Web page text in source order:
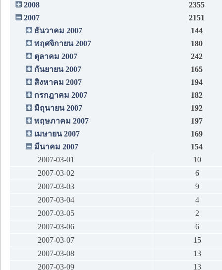
2008
2355
2007
2151
ธันวาคม 2007
144
พฤศจิกายน 2007
180
ตุลาคม 2007
242
กันยายน 2007
165
สิงหาคม 2007
194
กรกฎาคม 2007
182
มิถุนายน 2007
192
พฤษภาคม 2007
197
เมษายน 2007
169
มีนาคม 2007
154
2007-03-01
10
2007-03-02
6
2007-03-03
9
2007-03-04
4
2007-03-05
2
2007-03-06
6
2007-03-07
15
2007-03-08
13
2007-03-09
13